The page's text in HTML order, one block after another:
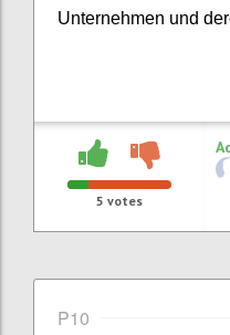
Unternehmen und
5 votes
P10